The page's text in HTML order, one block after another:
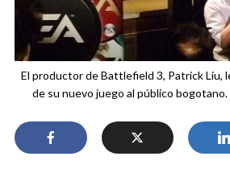
El productor de Battlefield 3, Patrick Liu,
de su nuevo juego al público